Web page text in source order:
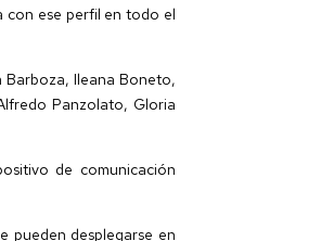
con ese perfil en todo el
Barboza, Ileana Boneto,
Panzolato, Gloria
de comunicación
pueden desplegarse en